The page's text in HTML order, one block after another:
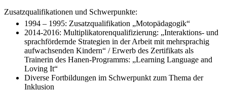
Zusatzqualifikationen und Schwerpunkte:
1994 – 1995: Zusatzqualifikation „Motopädagogik“
2014-2016: Multiplikatorenqualifizierung: „Interaktions- und
sprachfördernde Strategien in der Arbeit mit mehrsprachig
aufwachsenden Kindern“ / Erwerb des Zertifikats als
Trainerin des Hanen-Programms: „Learning Language and
Loving It“
Diverse Fortbildungen im Schwerpunkt zum Thema der
Inklusion